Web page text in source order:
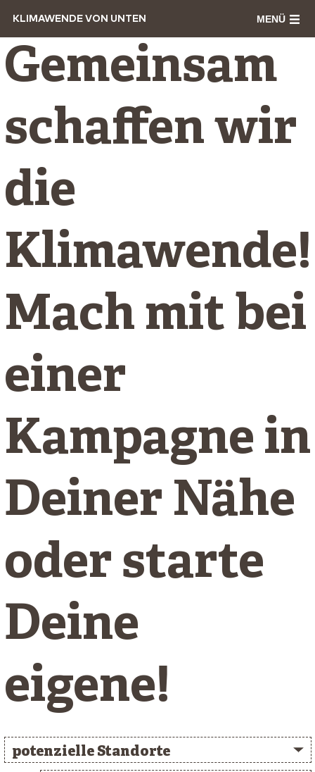
KLIMAWENDE VON UNTEN MENÜ
Gemeinsam
schaffen wir
die
Klimawende!
Mach mit bei
einer
Kampagne in
Deiner Nähe
oder starte
Deine
eigene!
potenzielle Standorte